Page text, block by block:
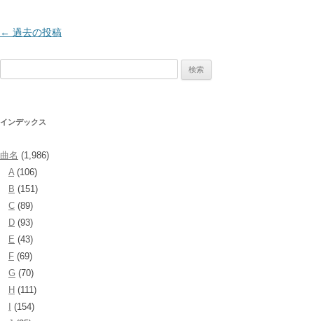
投
シ
ョ
← 過去の投稿
インデックス
曲名 (1,986)
A(106)
B (151)
C (89)
D (93)
E (43)
F (69)
G (70)
H (111)
(154)